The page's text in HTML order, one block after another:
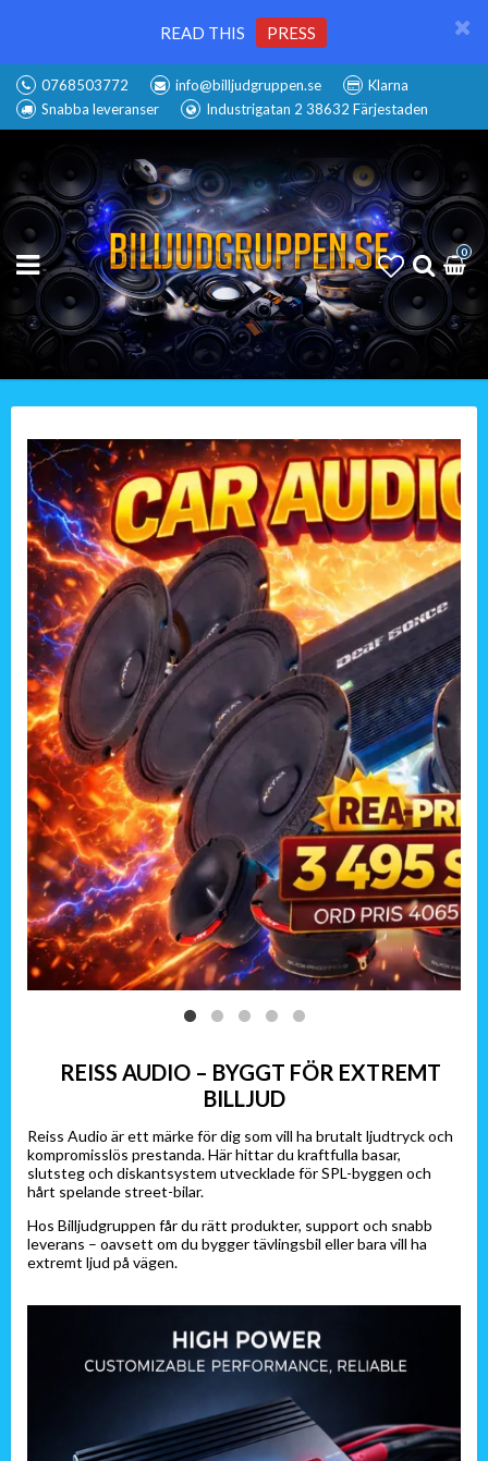
READ THIS PRESS
0768503772 info@billjudgruppen.se
Klarna
Snabba leveranser
Industrigatan 2 38632 Färjestaden
0
REISS AUDIO – BYGGT FÖR EXTREMT
BILLJUD
Reiss Audio är ett märke för dig som vill ha brutalt ljudtryck och
kompromisslös prestanda. Här hittar du kraftfulla basar,
slutsteg och diskantsystem utvecklade för SPL-byggen och
hårt spelande street-bilar.
Hos Billjudgruppen får du rätt produkter, support och snabb
leverans – oavsett om du bygger tävlingsbil eller bara vill ha
extremt ljud på vägen.